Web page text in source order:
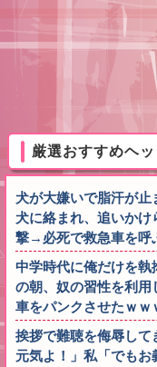
厳選おすすめヘ
犬が大嫌いで脂汗が止
犬に絡まれ、追いかけ
撃→必死で救急車を呼
中学時代に俺だけを
の朝、奴の習性を利
車をパンクさせたｗｗ
挨拶で難聴を侮辱し
元気よ！」私「でも